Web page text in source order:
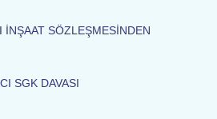
İNŞAAT SÖZLEŞMESİNDEN
SGK DAVASI